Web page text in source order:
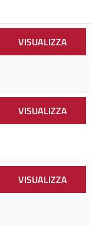
VISUALIZZA
VISUALIZZA
VISUALIZZA